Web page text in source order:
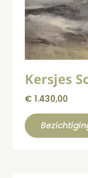
Kersjes
€ 1.430,00